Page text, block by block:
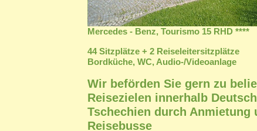
Mercedes - Benz, Tourismo 15 RHD ****
44 Sitzplätze + 2 Reiseleitersitzplätze
Bordküche, WC, Audio-/Videoanlage
Wir beförden Sie gern zu
Reisezielen innerhalb
Tschechien durch Anmietung
Reisebusse